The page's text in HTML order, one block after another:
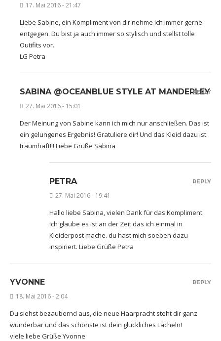
17. Mai 2016 - 21:47
Liebe Sabine, ein Kompliment von dir nehme ich immer gerne
entgegen. Du bist ja auch immer so stylisch und stellst tolle
Outifits vor.
LG Petra
SABINA @OCEANBLUE STYLE AT MANDERLEY
27. Mai 2016 - 15:01
Der Meinung von Sabine kann ich mich nur anschließen. Das ist
ein gelungenes Ergebnis! Gratuliere dir! Und das Kleid dazu ist
traumhaft!!! Liebe Grüße Sabina
REPLY
PETRA
27. Mai 2016 - 19:41
Hallo liebe Sabina, vielen Dank für das Kompliment.
Ich glaube es ist an der Zeit das ich einmal in
Kleiderpost mache. du hast mich soeben dazu
inspiriert. Liebe Grüße Petra
REPLY
YVONNE
18. Mai 2016 - 2:04
Du siehst bezaubernd aus, die neue Haarpracht steht dir ganz
wunderbar und das schönste ist dein glückliches Lächeln!
viele liebe Grüße Yvonne
REPLY